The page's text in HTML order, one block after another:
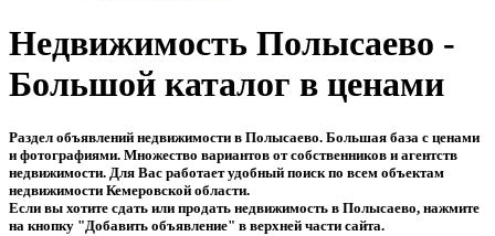
Недвижимость Полысаево -
Большой каталог в ценами
Раздел объявлений недвижимости в Полысаево. Большая база с ценами
и фотографиями. Множество вариантов от собственников и агентств
недвижимости. Для Вас работает удобный поиск по всем объектам
недвижимости Кемеровской области.
Если вы хотите сдать или продать недвижимость в Полысаево, нажмите
на кнопку "Добавить объявление" в верхней части сайта.